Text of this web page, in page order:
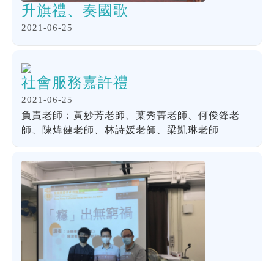
升旗禮、奏國歌
2021-06-25
社會服務嘉許禮
2021-06-25
負責老師：黃妙芳老師、葉秀菁老師、何俊鋒老
師、陳煒健老師、林詩媛老師、梁凱琳老師